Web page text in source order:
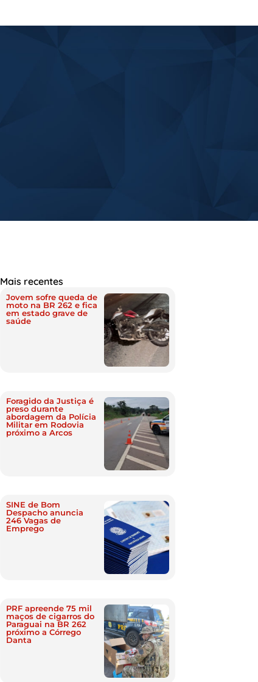
Mais recentes
Jovem sofre queda de
moto na BR 262 e fica
em estado grave de
saúde
Foragido da Justiça é
preso durante
abordagem da Polícia
Militar em Rodovia
próximo a Arcos
SINE de Bom
Despacho anuncia
246 Vagas de
Emprego
PRF apreende 75 mil
maços de cigarros do
Paraguai na BR 262
próximo a Córrego
Danta